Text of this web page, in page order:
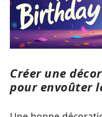
Créer une
pour envoûter